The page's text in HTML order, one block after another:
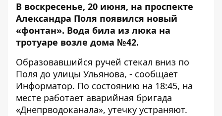
В воскресенье, 20 июня, на проспекте
Александра Поля появился новый
«фонтан». Вода била из люка на
тротуаре возле дома №42.
Образовавшийся ручей стекал вниз по
Поля до улицы Ульянова, - сообщает
Информатор. По состоянию на 18:45, на
месте работает аварийная бригада
«Днепрводоканала», утечку устраняют.